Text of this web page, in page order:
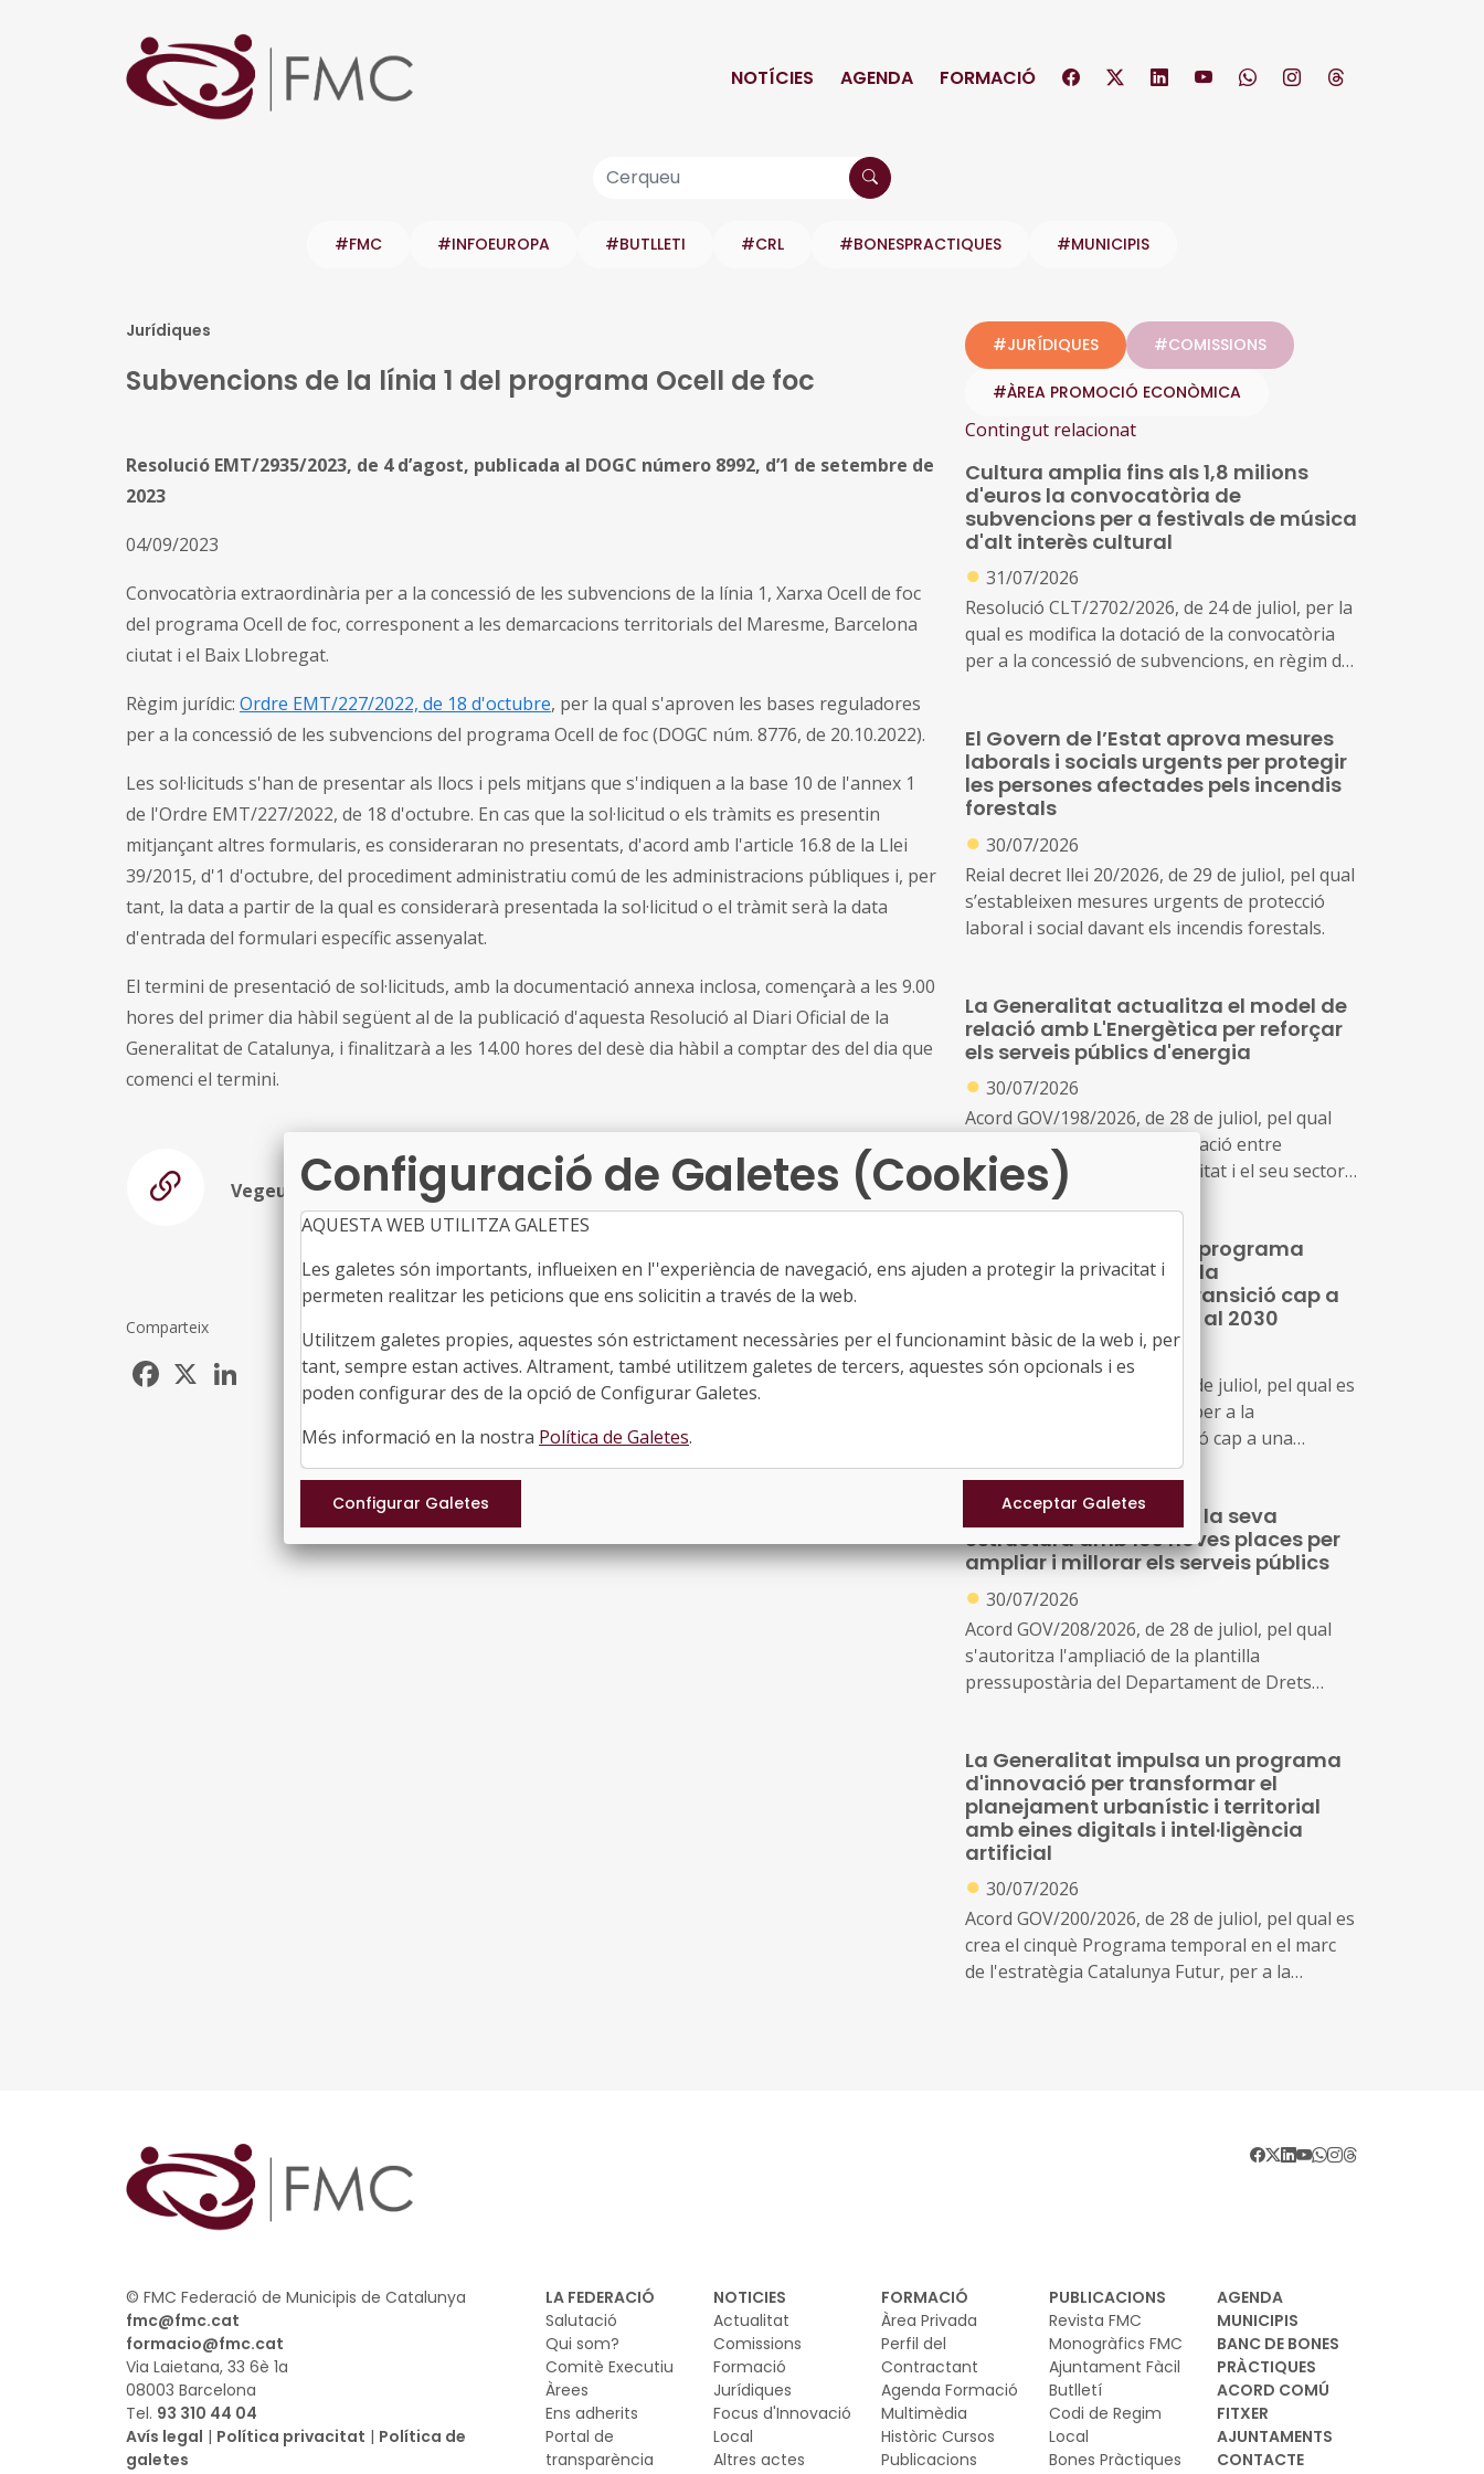
NOTÍCIES AGENDA FORMACIÓ
#FMC #INFOEUROPA #BUTLLETI #CRL #BONESPRACTIQUES #MUNICIPIS
Jurídiques
Subvencions de la línia 1 del programa Ocell de foc
Resolució EMT/2935/2023, de 4 d’agost, publicada al DOGC número 8992, d’1 de setembre de
2023
04/09/2023
Convocatòria extraordinària per a la concessió de les subvencions de la línia 1, Xarxa Ocell de foc
del programa Ocell de foc, corresponent a les demarcacions territorials del Maresme, Barcelona
ciutat i el Baix Llobregat.
Règim jurídic: Ordre EMT/227/2022, de 18 d'octubre, per la qual s'aproven les bases reguladores
per a la concessió de les subvencions del programa Ocell de foc (DOGC núm. 8776, de 20.10.2022).
Les sol·licituds s'han de presentar als llocs i pels mitjans que s'indiquen a la base 10 de l'annex 1
de l'Ordre EMT/227/2022, de 18 d'octubre. En cas que la sol·licitud o els tràmits es presentin
mitjançant altres formularis, es consideraran no presentats, d'acord amb l'article 16.8 de la Llei
39/2015, d'1 d'octubre, del procediment administratiu comú de les administracions públiques i, per
tant, la data a partir de la qual es considerarà presentada la sol·licitud o el tràmit serà la data
d'entrada del formulari específic assenyalat.
El termini de presentació de sol·licituds, amb la documentació annexa inclosa, començarà a les 9.00
hores del primer dia hàbil següent al de la publicació d'aquesta Resolució al Diari Oficial de la
Generalitat de Catalunya, i finalitzarà a les 14.00 hores del desè dia hàbil a comptar des del dia que
comenci el termini.
Vegeu la resolució
Comparteix
Facebook LinkedIn
#JURÍDIQUES #COMISSIONS
#ÀREA PROMOCIÓ ECONÒMICA
Contingut relacionat
Cultura amplia fins als 1,8 milions
d'euros la convocatòria de
subvencions per a festivals de música
d'alt interès cultural
● 31/07/2026
Resolució CLT/2702/2026, de 24 de juliol, per la
qual es modifica la dotació de la convocatòria
per a la concessió de subvencions, en règim de
El Govern de l’Estat aprova mesures
laborals i socials urgents per protegir
les persones afectades pels incendis
forestals
● 30/07/2026
Reial decret llei 20/2026, de 29 de juliol, pel qual
s’estableixen mesures urgents de protecció
laboral i social davant els incendis forestals.
La Generalitat actualitza el model de
relació amb L'Energètica per reforçar
els serveis públics d'energia
● 30/07/2026
Acord GOV/198/2026, de 28 de juliol, pel qual
s'aprova el nou model de relació entre
l'Administració de la Generalitat i el seu sector
públic i Energies Renovables Públiques de
L'Energètica la provisió general de serveis en
l'àmbit de l'energia
La Generalitat crea un programa
temporal per impulsar la
descarbonització i la transició cap a
una indústria neta fins al 2030
● 30/07/2026
Acord GOV/197/2026, de 28 de juliol, pel qual es
crea el Programa temporal per a la
descarbonització i la transició cap a una
indústria neta a Catalunya, horitzó 2030
Drets Socials reforçarà la seva
estructura amb 163 noves places per
ampliar i millorar els serveis públics
● 30/07/2026
Acord GOV/208/2026, de 28 de juliol, pel qual
s'autoritza l'ampliació de la plantilla
pressupostària del Departament de Drets
La Generalitat impulsa un programa
d'innovació per transformar el
planejament urbanístic i territorial
amb eines digitals i intel·ligència
artificial
● 30/07/2026
Acord GOV/200/2026, de 28 de juliol, pel qual es
crea el cinquè Programa temporal en el marc
de l'estratègia Catalunya Futur, per a la
LA FEDERACIÓ
Salutació
Qui som?
Comitè Executiu
Àrees
Ens adherits
Portal de
transparència
NOTICIES
Actualitat
Comissions
Formació
Jurídiques
Focus d'Innovació
Local
Altres actes
FORMACIÓ
Àrea Privada
Perfil del
Contractant
Agenda Formació
Multimèdia
Històric Cursos
Publicacions
PUBLICACIONS
Revista FMC
Monogràfics FMC
Ajuntament Fàcil
Butlletí
Codi de Regim
Local
Bones Pràctiques
AGENDA
MUNICIPIS
BANC DE BONES
PRÀCTIQUES
ACORD COMÚ
FITXER
AJUNTAMENTS
CONTACTE
© FMC Federació de Municipis de Catalunya
fmc@fmc.cat
formacio@fmc.cat
Via Laietana, 33 6è 1a
08003 Barcelona
Tel. 93 310 44 04
Avís legal | Política privacitat | Política de
galetes
Configuració de Galetes (Cookies)
AQUESTA WEB UTILITZA GALETES
Les galetes són importants, influeixen en l''experiència de navegació, ens ajuden a protegir la privacitat i
permeten realitzar les peticions que ens solicitin a través de la web.
Utilitzem galetes propies, aquestes són estrictament necessàries per el funcionamint bàsic de la web i, per
tant, sempre estan actives. Altrament, també utilitzem galetes de tercers, aquestes són opcionals i es
poden configurar des de la opció de Configurar Galetes.
Més informació en la nostra Política de Galetes.